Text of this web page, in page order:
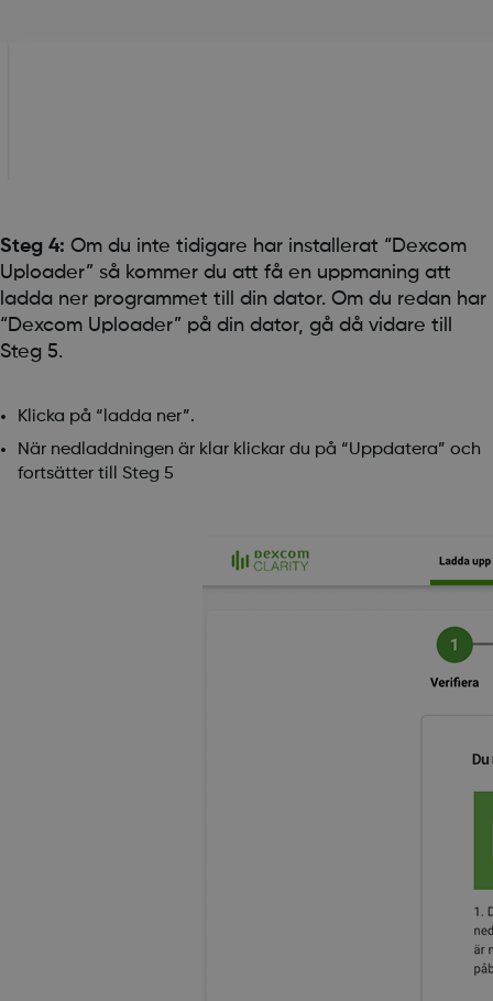
Steg 4: Om du inte tidigare har installerat “Dexcom
Uploader” så kommer du att få en uppmaning att
ladda ner programmet till din dator. Om du redan har
“Dexcom Uploader” på din dator, gå då vidare till
Steg 5.
Klicka på “ladda ner”.
När nedladdningen är klar klickar du på “Uppdatera” och
fortsätter till Steg 5